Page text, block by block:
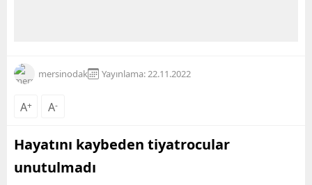
mersinodak Yayınlama: 22.11.2022
A+ A-
Hayatını kaybeden tiyatrocular
unutulmadı